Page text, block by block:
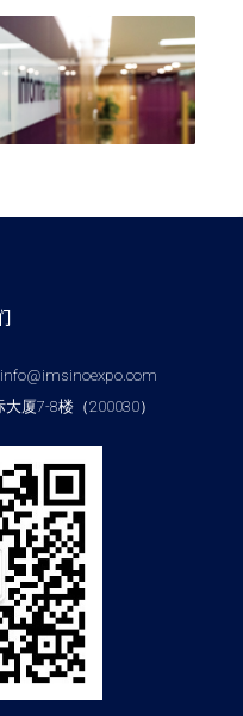
info@imsinoexpo.com
厦7-8楼（200030）